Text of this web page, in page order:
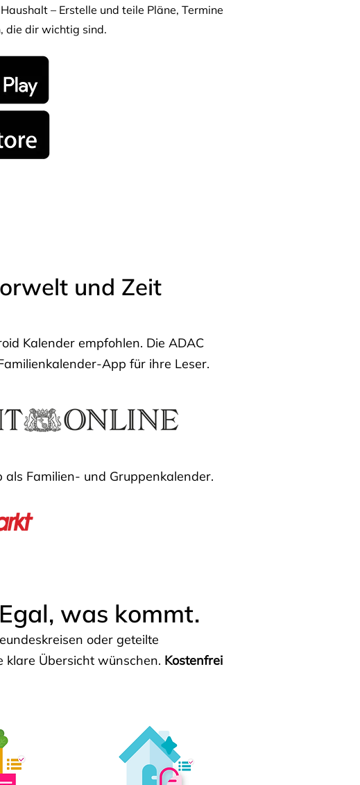
– Erstelle und teile Pläne, Termine
die dir wichtig sind.
und Zeit
Kalender empfohlen. Die ADAC
App für ihre Leser.
Familien- und Gruppenkalender.
was kommt.
oder geteilte
klare Übersicht wünschen. Kostenfrei